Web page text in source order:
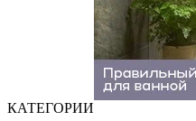
КАТЕГОРИИ